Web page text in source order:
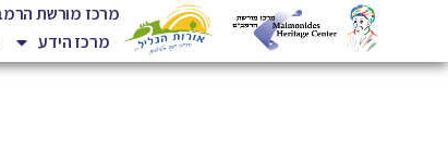
מרכז מורשת
מרכז הידע